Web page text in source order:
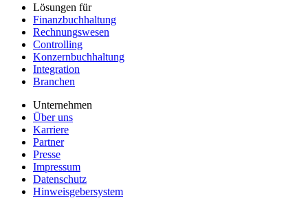
Lösungen für
Finanzbuchhaltung
Rechnungswesen
Controlling
Konzernbuchhaltung
Integration
Branchen
Unternehmen
Über uns
Karriere
Partner
Presse
Impressum
Datenschutz
Hinweisgebersystem